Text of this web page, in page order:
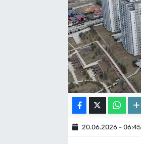
20.06.2026 - 06:45